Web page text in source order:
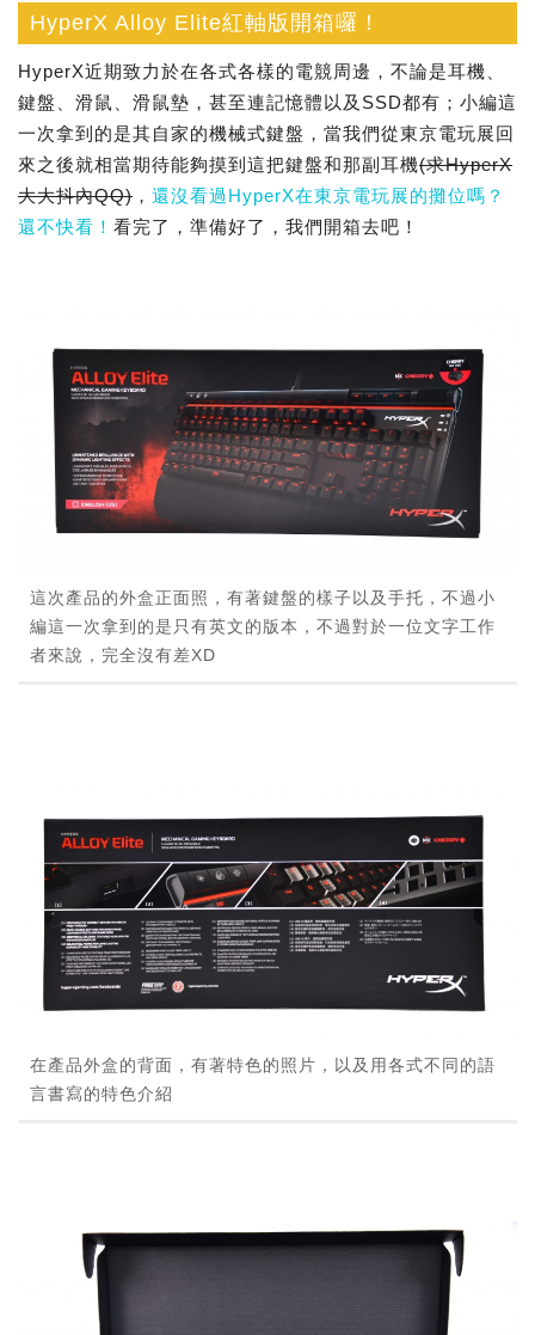
HyperX Alloy Elite紅軸版開箱囉！
HyperX近期致力於在各式各樣的電競周邊，不論是耳機、
鍵盤、滑鼠、滑鼠墊，甚至連記憶體以及SSD都有；小編這
一次拿到的是其自家的機械式鍵盤，當我們從東京電玩展回
來之後就相當期待能夠摸到這把鍵盤和那副耳機(求HyperX
大大抖內QQ) ， 還沒看過HyperX在東京電玩展的攤位嗎？
還不快看！ 看完了，準備好了，我們開箱去吧！
這次產品的外盒正面照，有著鍵盤的樣子以及手托，不過小
編這一次拿到的是只有英文的版本，不過對於一位文字工作
者來說，完全沒有差XD
在產品外盒的背面，有著特色的照片，以及用各式不同的語
言書寫的特色介紹